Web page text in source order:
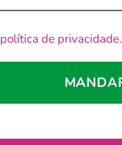
política de privacidade.